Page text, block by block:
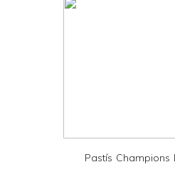
Pastís Champions